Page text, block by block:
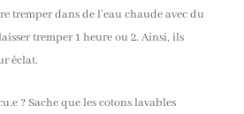
tremper dans de l’eau chaude avec du
tremper 1 heure ou 2. Ainsi, ils
éclat.
? Sache que les cotons lavables